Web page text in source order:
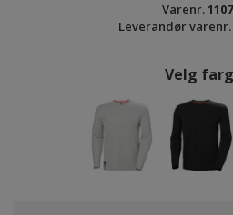
Varenr.
Leverandør varenr.
Velg